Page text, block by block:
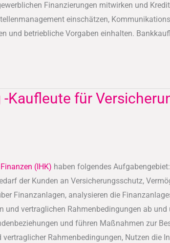
Finanzierungen mitwirken und
einschätzen,
und betriebliche Vorgaben einhalten.
Kaufleute für
(IHK) haben folgendes
der Kunden an Versicherungsschutz,
Finanzanlagen, analysieren die
und vertraglichen Rahmenbedingungen ab
und führen Maßnahmen zur
Rahmenbedingungen, Nutzen die